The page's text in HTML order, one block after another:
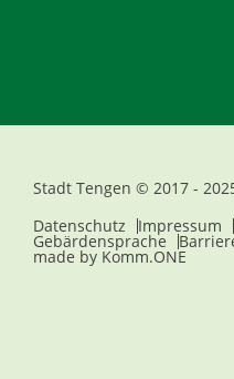
Stadt Tengen © 2017 -
Datenschutz
Impressum
Gebärdensprache
made by Komm.ONE